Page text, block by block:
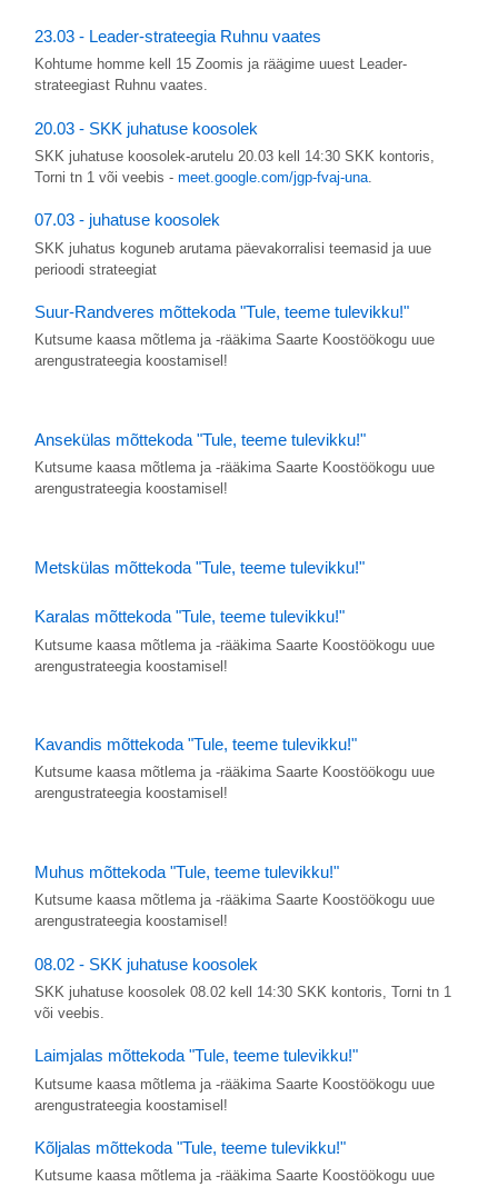
23.03 - Leader-strateegia Ruhnu vaates
Kohtume homme kell 15 Zoomis ja räägime uuest Leader-
strateegiast Ruhnu vaates.
20.03 - SKK juhatuse koosolek
SKK juhatuse koosolek-arutelu 20.03 kell 14:30 SKK kontoris,
Torni tn 1 või veebis - meet.google.com/jgp-fvaj-una.
07.03 - juhatuse koosolek
SKK juhatus koguneb arutama päevakorralisi teemasid ja uue
perioodi strateegiat
Suur-Randveres mõttekoda "Tule, teeme tulevikku!"
Kutsume kaasa mõtlema ja -rääkima Saarte Koostöökogu uue
arengustrateegia koostamisel!
Ansekülas mõttekoda "Tule, teeme tulevikku!"
Kutsume kaasa mõtlema ja -rääkima Saarte Koostöökogu uue
arengustrateegia koostamisel!
Metskülas mõttekoda "Tule, teeme tulevikku!"
Karalas mõttekoda "Tule, teeme tulevikku!"
Kutsume kaasa mõtlema ja -rääkima Saarte Koostöökogu uue
arengustrateegia koostamisel!
Kavandis mõttekoda "Tule, teeme tulevikku!"
Kutsume kaasa mõtlema ja -rääkima Saarte Koostöökogu uue
arengustrateegia koostamisel!
Muhus mõttekoda "Tule, teeme tulevikku!"
Kutsume kaasa mõtlema ja -rääkima Saarte Koostöökogu uue
arengustrateegia koostamisel!
08.02 - SKK juhatuse koosolek
SKK juhatuse koosolek 08.02 kell 14:30 SKK kontoris, Torni tn 1
või veebis.
Laimjalas mõttekoda "Tule, teeme tulevikku!"
Kutsume kaasa mõtlema ja -rääkima Saarte Koostöökogu uue
arengustrateegia koostamisel!
Kõljalas mõttekoda "Tule, teeme tulevikku!"
Kutsume kaasa mõtlema ja -rääkima Saarte Koostöökogu uue